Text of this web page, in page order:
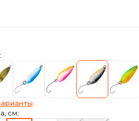
см: